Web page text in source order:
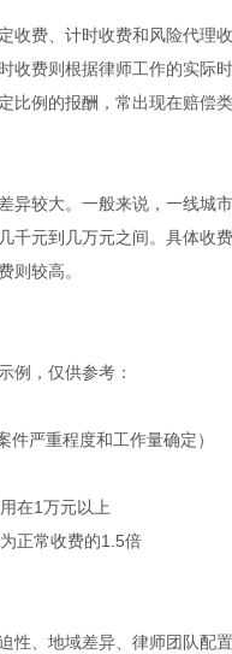
收费、计时收费和风险代理
收费则根据律师工作的实际
比例的报酬，常出现在赔偿
异较大。一般来说，一线城
千元到几万元之间。具体收
则较高。
例，仅供参考：
严重程度和工作量确定）
在1万元以上
正常收费的1.5倍
性、地域差异、律师团队配